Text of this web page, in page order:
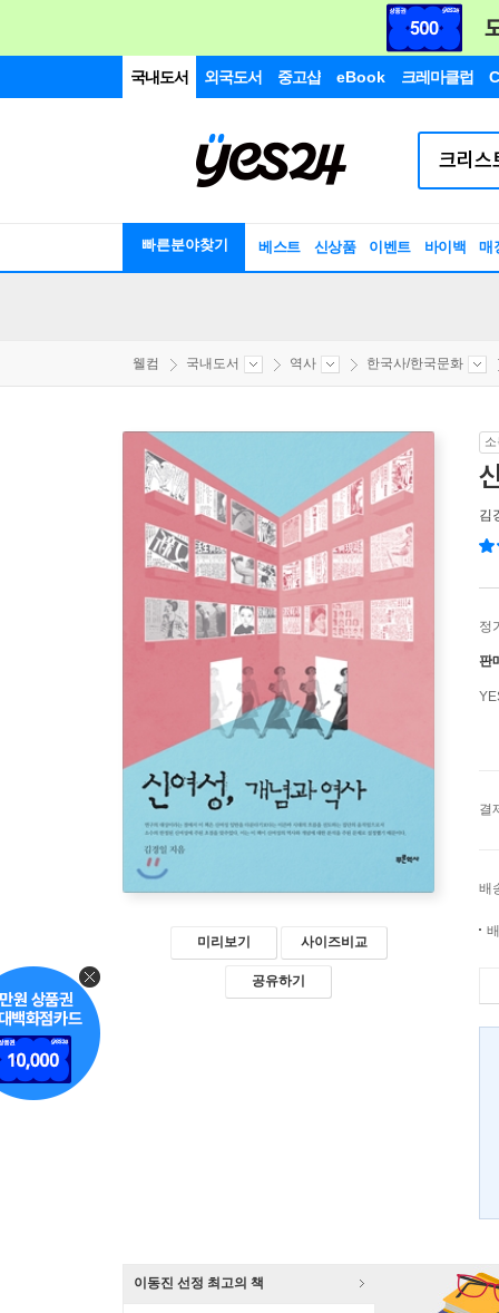
국내도서 외국도서 중고샵 eBook 크레마클럽
빠른분야찾기 베스트 신상품 이벤트 바이백 매
웰컴 국내도서 역사 한국사/한국문화
미리보기 사이즈비교
공유하기
김
정
판
결
배
이동진 선정 최고의 책